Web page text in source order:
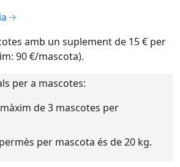
amb un suplement de 15 € per
90 €/mascota).
per a mascotes:
de 3 mascotes per
per mascota és de 20 kg.